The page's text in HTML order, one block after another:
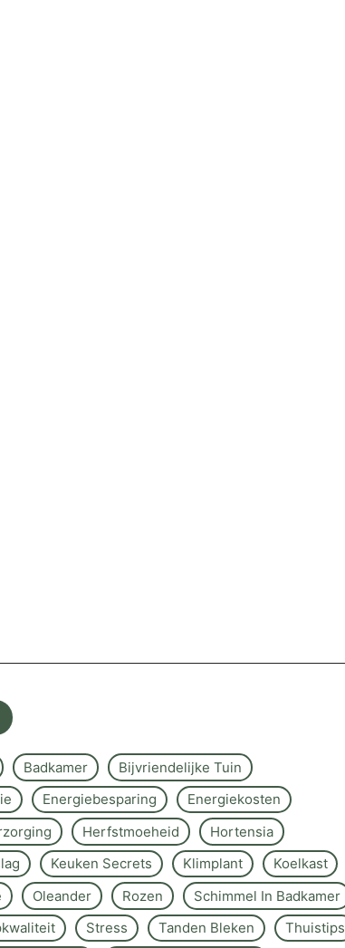
Badkamer
Bijvriendelijke Tuin
Energiebesparing
Energiekosten
Herfstmoeheid
Hortensia
Keuken Secrets Klimplant
Koelkast
Oleander Rozen
Schimmel In Badkamer
Stress Tanden Bleken Thuistips